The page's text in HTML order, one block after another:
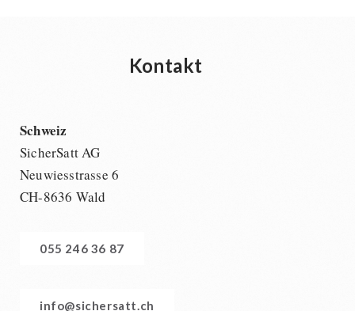
Kontakt
Schweiz
SicherSatt AG
Neuwiesstrasse 6
CH-8636 Wald
055 246 36 87
info@sichersatt.ch